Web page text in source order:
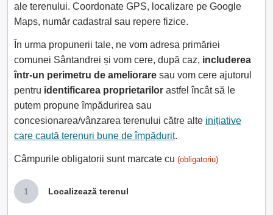
ale terenului. Coordonate GPS, localizare pe Google
Maps, număr cadastral sau repere fizice.
În urma propunerii tale, ne vom adresa primăriei
comunei Sântandrei și vom cere, după caz, includerea
într-un perimetru de ameliorare sau vom cere ajutorul
pentru identificarea proprietarilor astfel încât să le
putem propune împădurirea sau
concesionarea/vânzarea terenului către alte inițiative
care caută terenuri bune de împădurit.
Câmpurile obligatorii sunt marcate cu (obligatoriu)
1 Localizează terenul